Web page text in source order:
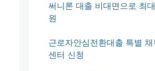
써니론 대출 비대면으로 최
원
근로자안심전환대출 특별
센터 신청